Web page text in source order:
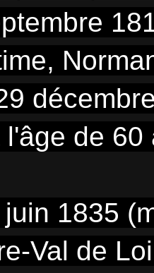
l'âge de
1835
Val de